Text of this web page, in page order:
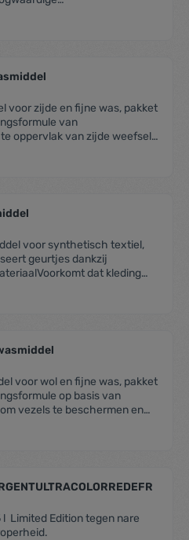
en ademende
textielNeutraliseert
in alle soorten wasmachines
voor zijde en fijne was, pakket
van
oppervlak van zijde weefsels
om de zijdevezels te
en eenvoudig in
voor synthetisch textiel,
geurtjes dankzij
dat kleding
de vorm en
van synthetisch textielPerfect
voor wol en fijne was, pakket
op basis van
vezels te beschermen en
voor een
gedoseerd en eenvoudig in
l Limited Edition tegen nare